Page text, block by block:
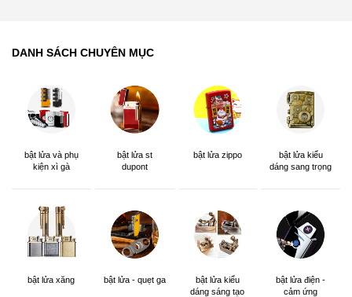
DANH SÁCH CHUYÊN MỤC
bật lửa và phụ
kiện xì gà
bật lửa st
dupont
bật lửa zippo
bật lửa kiểu
dáng sang trọng
bật lửa xăng bật lửa - quẹt ga
bật lửa kiểu
dáng sáng tạo
bật lửa điện -
cảm ứng